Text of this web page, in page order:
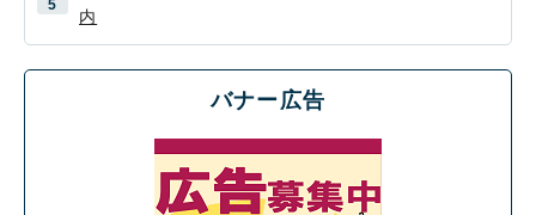
内
バナー広告